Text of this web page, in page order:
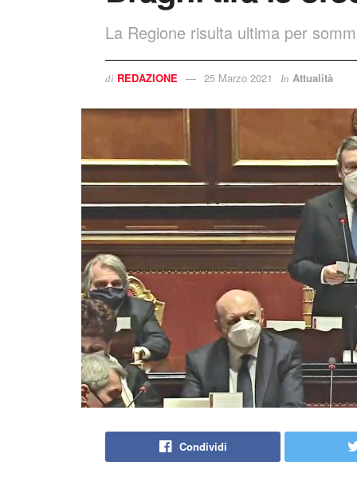
La Regione risulta ultima per
di REDAZIONE 25 Marzo 2021 In Attualità
Condividi